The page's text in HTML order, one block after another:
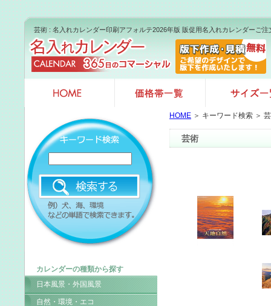
芸術 : 名入れカレンダー印刷アフォルテ2026年版 販促用名入れカレンダーご注
カレンダーの種類から探す
日本風景・外国風景
自然・環境・エコ
HOME ＞ キーワード検索 ＞
芸術